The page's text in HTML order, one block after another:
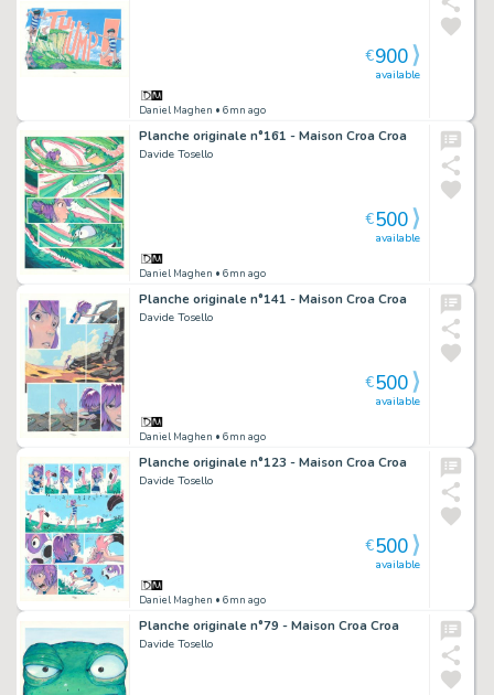
Daniel Maghen • 6mn ago
available
€900
Planche originale n°161 - Maison Croa Croa
Davide Tosello
Daniel Maghen • 6mn ago
available
€500
Planche originale n°141 - Maison Croa Croa
Davide Tosello
Daniel Maghen • 6mn ago
available
€500
Planche originale n°123 - Maison Croa Croa
Davide Tosello
Daniel Maghen • 6mn ago
available
€500
Planche originale n°79 - Maison Croa Croa
Davide Tosello